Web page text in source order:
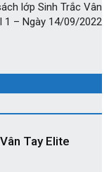
lớp Sinh Trắc Vân
1 – Ngày 14/09/2022
Tay Elite